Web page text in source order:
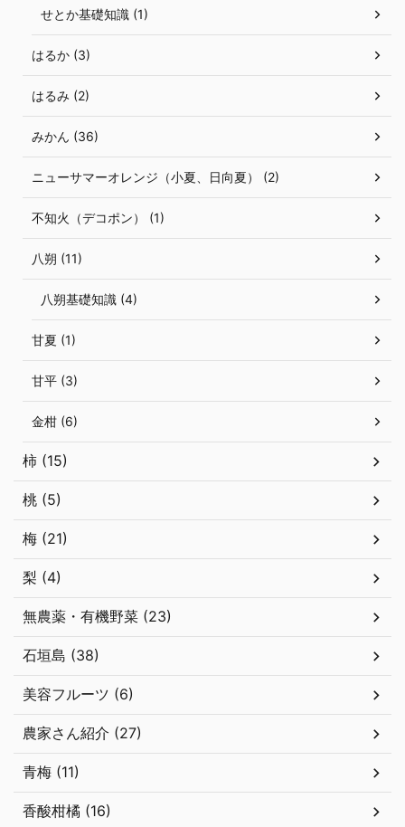
せとか基礎知識 (1)
はるか (3)
はるみ (2)
みかん (36)
ニューサマーオレンジ（小夏、日向夏） (2)
不知火（デコポン） (1)
八朔 (11)
八朔基礎知識 (4)
甘夏 (1)
甘平 (3)
金柑 (6)
柿 (15)
桃 (5)
梅 (21)
梨 (4)
無農薬・有機野菜 (23)
石垣島 (38)
美容フルーツ (6)
農家さん紹介 (27)
青梅 (11)
香酸柑橘 (16)